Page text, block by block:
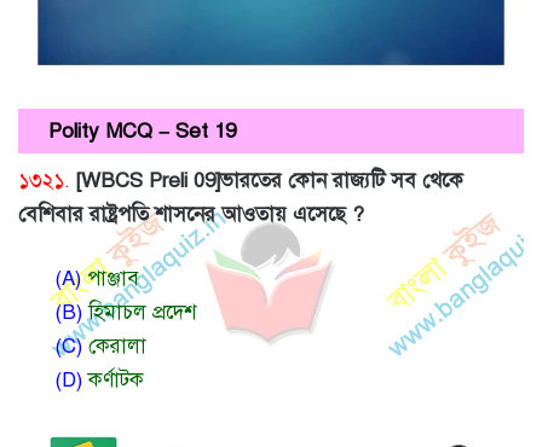
Polity MCQ – Set 19
১৩২১. [WBCS Preli 09]ভারতের কোন রাজ্যটি সব থেকে
বেশিবার রাষ্ট্রপতি শাসনের আওতায় এসেছে ?
(A)পাঞ্জাব
(B)হিমাচল প্রদেশ
(C)কেরালা
(D)কর্ণাটক